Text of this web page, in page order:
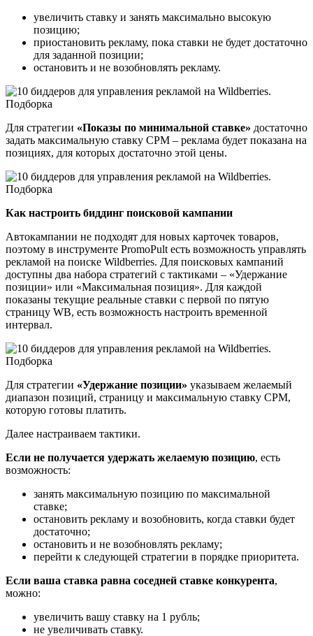
увеличить ставку и занять максимально высокую
позицию;
приостановить рекламу, пока ставки не будет достаточно
для заданной позиции;
остановить и не возобновлять рекламу.
Для стратегии «Показы по минимальной ставке» достаточно
задать максимальную ставку CPM – реклама будет показана на
позициях, для которых достаточно этой цены.
Как настроить биддинг поисковой кампании
Автокампании не подходят для новых карточек товаров,
поэтому в инструменте PromoPult есть возможность управлять
рекламой на поиске Wildberries. Для поисковых кампаний
доступны два набора стратегий с тактиками – «Удержание
позиции» или «Максимальная позиция». Для каждой
показаны текущие реальные ставки с первой по пятую
страницу WB, есть возможность настроить временной
интервал.
Для стратегии «Удержание позиции» указываем желаемый
диапазон позиций, страницу и максимальную ставку CPM,
которую готовы платить.
Далее настраиваем тактики.
Если не получается удержать желаемую позицию, есть
возможность:
занять максимальную позицию по максимальной
ставке;
остановить рекламу и возобновить, когда ставки будет
достаточно;
остановить и не возобновлять рекламу;
перейти к следующей стратегии в порядке приоритета.
Если ваша ставка равна соседней ставке конкурента,
можно:
увеличить вашу ставку на 1 рубль;
не увеличивать ставку.